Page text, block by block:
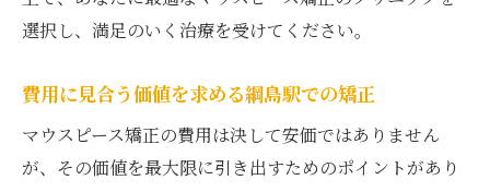
選択し、満足のいく治療を受けてください。
費用に見合う価値を求める綱島駅での矯正
マウスピース矯正の費用は決して安価ではありません
が、その価値を最大限に引き出すためのポイントがあり